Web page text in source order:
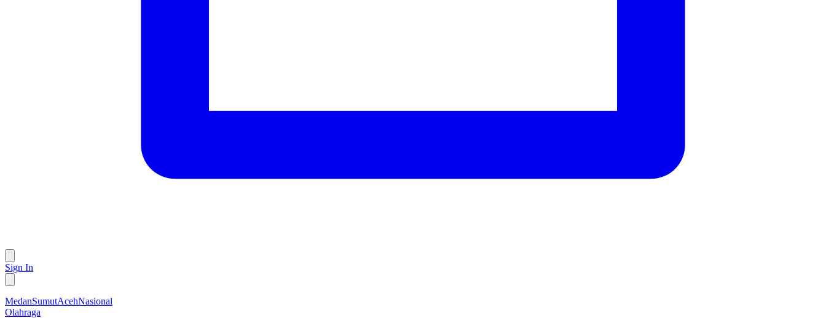
Sign In
MedanSumutAcehNasional
Olahraga